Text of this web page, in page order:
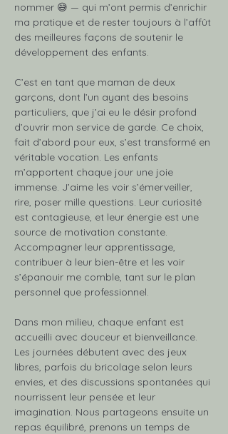
nommer 😅 — qui m’ont permis d’enrichir
ma pratique et de rester toujours à l’affût
des meilleures façons de soutenir le
développement des enfants.
C’est en tant que maman de deux
garçons, dont l’un ayant des besoins
particuliers, que j’ai eu le désir profond
d’ouvrir mon service de garde. Ce choix,
fait d’abord pour eux, s’est transformé en
véritable vocation. Les enfants
m’apportent chaque jour une joie
immense. J’aime les voir s’émerveiller,
rire, poser mille questions. Leur curiosité
est contagieuse, et leur énergie est une
source de motivation constante.
Accompagner leur apprentissage,
contribuer à leur bien-être et les voir
s’épanouir me comble, tant sur le plan
personnel que professionnel.
Dans mon milieu, chaque enfant est
accueilli avec douceur et bienveillance.
Les journées débutent avec des jeux
libres, parfois du bricolage selon leurs
envies, et des discussions spontanées qui
nourrissent leur pensée et leur
imagination. Nous partageons ensuite un
repas équilibré, prenons un temps de